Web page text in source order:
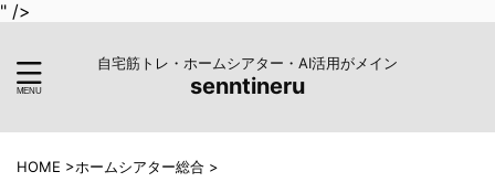
" />
自宅筋トレ・ホームシアター・AI活用がメイン
senntineru
HOME >ホームシアター総合 >